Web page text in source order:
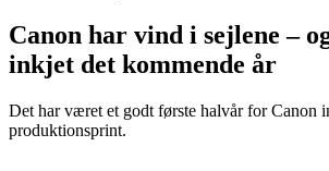
Canon har vind i sejlene –
inkjet det kommende år
Det har været et godt første halvår for Canon
produktionsprint.